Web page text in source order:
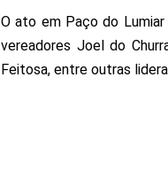
O ato em Paço do
vereadores Joel do
Feitosa, entre outras